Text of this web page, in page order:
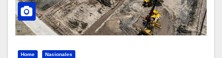
Home Nacionales